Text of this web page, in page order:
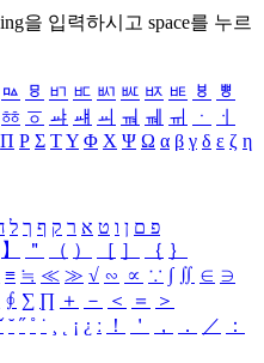
을 입력하시고 space를 누르
ㅰ ㅱ ㅲ ㅳ ㅴ ㅵ ㅶ ㅷ ㅸ
ㅹ
ㆅ ㆆ ㆇ ㆈ ㆉ ㆊ ㆋ ㆌ ㆍ
ㆎ
Π Ρ Σ ΤΥ Φ Χ Ψ Ω α β γ δ ε ζ η
פ ם ן ו ט א ר ק ף ך ל
】 ＂ （ ） ［ ］ ｛ ｝
≡ ≒ ≪ ≫ √ ∽ ∝ ∵ ∫ ∬ ∈ ∋
∮ ∑ ∏ ＋ － ＜ ＝
＞
˘ ˝ ˚ ˙ ¸ ¡ ¿ ː ！ ＇ ， ． ／
：